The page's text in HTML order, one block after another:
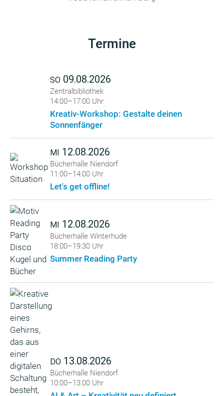
Termine
SO 09.08.2026
Zentralbibliothek
14:00–17:00 Uhr
Kreativ-Workshop: Gestalte deinen
Sonnenfänger
MI 12.08.2026
Bücherhalle Niendorf
11:00–14:00 Uhr
Let's get offline!
MI 12.08.2026
Bücherhalle Winterhude
18:00–19:30 Uhr
Summer Reading Party
DO 13.08.2026
Bücherhalle Niendorf
10:00–13:00 Uhr